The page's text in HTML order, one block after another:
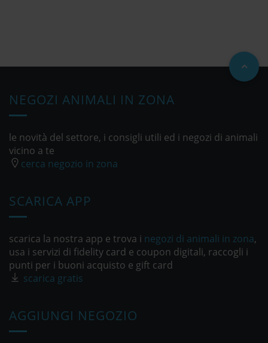
NEGOZI ANIMALI IN ZONA
le novità del settore, i consigli utili ed i negozi di animali
vicino a te
cerca negozio in zona
SCARICA APP
scarica la nostra app e trova i negozi di animali in zona,
usa i servizi di fidelity card e coupon digitali, raccogli i
punti per i buoni acquisto e gift card
scarica gratis
AGGIUNGI NEGOZIO